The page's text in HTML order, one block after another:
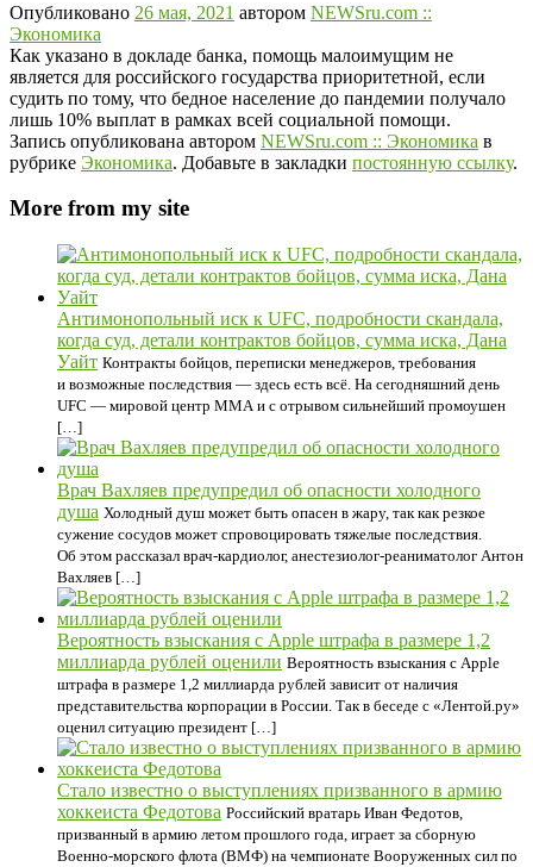
Опубликовано 26 мая, 2021 автором NEWSru.com ::
Экономика
Как указано в докладе банка, помощь малоимущим не
является для российского государства приоритетной, если
судить по тому, что бедное население до пандемии получало
лишь 10% выплат в рамках всей социальной помощи.
Запись опубликована автором NEWSru.com :: Экономика в
рубрике Экономика. Добавьте в закладки постоянную ссылку.
More from my site
Антимонопольный иск к UFC, подробности скандала,
когда суд, детали контрактов бойцов, сумма иска, Дана
Уайт Контракты бойцов, переписки менеджеров, требования
и возможные последствия — здесь есть всё. На сегодняшний день
UFC — мировой центр ММА и с отрывом сильнейший промоушен
[…]
Врач Вахляев предупредил об опасности холодного
душа Холодный душ может быть опасен в жару, так как резкое
сужение сосудов может спровоцировать тяжелые последствия.
Об этом рассказал врач-кардиолог, анестезиолог-реаниматолог Антон
Вахляев […]
Вероятность взыскания с Apple штрафа в размере 1,2
миллиарда рублей оценили Вероятность взыскания с Apple
штрафа в размере 1,2 миллиарда рублей зависит от наличия
представительства корпорации в России. Так в беседе с «Лентой.ру»
оценил ситуацию президент […]
Стало известно о выступлениях призванного в армию
хоккеиста Федотова Российский вратарь Иван Федотов,
призванный в армию летом прошлого года, играет за сборную
Военно‑морского флота (ВМФ) на чемпионате Вооруженных сил по